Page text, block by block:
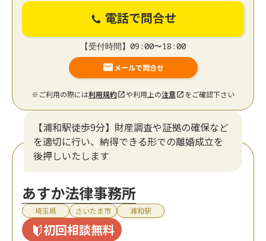
電話で問合せ
【受付時間】09:00〜18:00
メールで問合せ
※ご利用の際には利用規約 や利用上の注意 をご確認下さい
【浦和駅徒歩9分】財産調査や証拠の確保など
を適切に行い、納得できる形での離婚成立を
後押しいたします
あすか法律事務所
埼玉県 さいたま市 浦和駅
初回相談無料